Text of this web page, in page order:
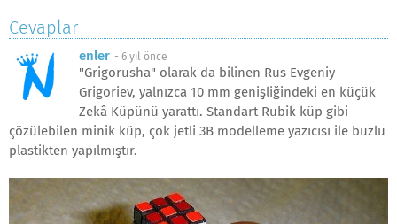
Cevaplar
enler - 6 yıl önce
"Grigorusha" olarak da bilinen Rus Evgeniy
Grigoriev, yalnızca 10 mm genişliğindeki en küçük
Zekâ Küpünü yarattı. Standart Rubik küp gibi
çözülebilen minik küp, çok jetli 3B modelleme yazıcısı ile buzlu
plastikten yapılmıştır.